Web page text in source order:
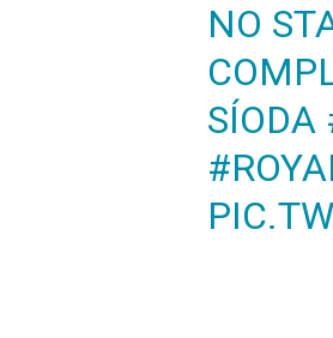
NO
SÍODA